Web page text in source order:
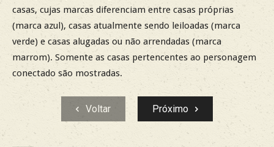
casas, cujas marcas diferenciam entre casas próprias
(marca azul), casas atualmente sendo leiloadas (marca
verde) e casas alugadas ou não arrendadas (marca
marrom). Somente as casas pertencentes ao personagem
conectado são mostradas.
Voltar Próximo